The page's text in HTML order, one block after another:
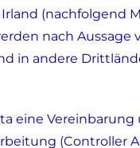
(nachfolgend
nach Aussage
in andere
eine Vereinbarung
(Controller